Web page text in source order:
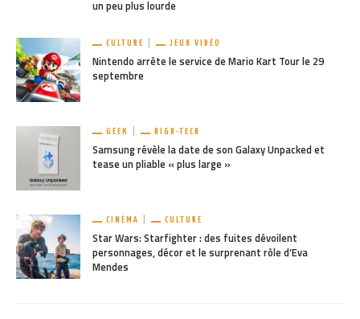
un peu plus lourde
CULTURE JEUX VIDÉO
Nintendo arrête le service de Mario Kart Tour le 29
septembre
GEEK HIGH-TECH
Samsung révèle la date de son Galaxy Unpacked et
tease un pliable « plus large »
CINÉMA CULTURE
Star Wars: Starfighter : des fuites dévoilent
personnages, décor et le surprenant rôle d’Eva
Mendes